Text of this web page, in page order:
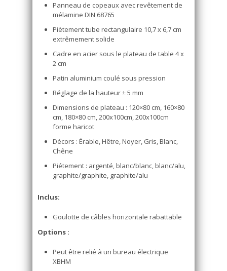
Panneau de copeaux avec revêtement de
mélamine DIN 68765
Piètement tube rectangulaire 10,7 x 6,7 cm
extrêmement solide
Cadre en acier sous le plateau de table 4 x
2 cm
Patin aluminium coulé sous pression
Réglage de la hauteur ± 5 mm
Dimensions de plateau : 120×80 cm, 160×80
cm, 180×80 cm, 200x100cm, 200x100cm
forme haricot
Décors : Érable, Hêtre, Noyer, Gris, Blanc,
Chêne
Piétement : argenté, blanc/blanc, blanc/alu,
graphite/graphite, graphite/alu
Inclus:
Goulotte de câbles horizontale rabattable
Options :
Peut être relié à un bureau électrique
XBHM